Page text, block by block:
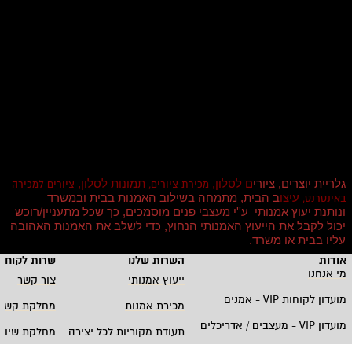
גלריית יוצרים, ציורים לסלון, מכירת ציורים, תמונות לסלון, ציורים למכירה
באינטרנט, עיצוב הבית, מתמחה בשילוב האמנות בבית ובמשרד
ונותנת יעוץ אמנותי ע''י מעצבי פנים מוסמכים, כך שכל מתעניין/רוכש
יכול לקבל את הייעוץ האמנותי הנחוץ, כדי לשלב את האמנות האהובה
עליו בבית או משרד.
אודות
השרות שלנו
שרות
מי אנחנו
ייעוץ אמנותי
צור קשר
מועדון לקוחותVIP - אמנים מכירת אמנות
מחלקת
מועדון
מעצבים / אדריכלים תעודת מקוריות לכל יצירה
מחלקת